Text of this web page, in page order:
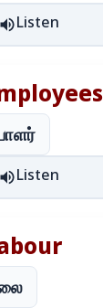
Listen
Listen